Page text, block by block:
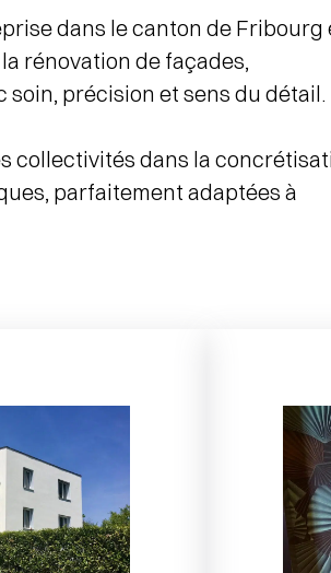
dans le canton de Fribourg
rénovation de façades,
soin, précision et sens du détail.
collectivités dans la
parfaitement adaptées à